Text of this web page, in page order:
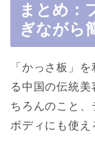
まとめ：
ぎながら
「かっさ板」
る中国の伝統
ちろんのこと、
ボディにも使え